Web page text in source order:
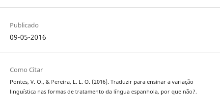
Publicado
09-05-2016
Como Citar
Pontes, V. O., & Pereira, L. L. O. (2016). Traduzir para ensinar a variação
linguística nas formas de tratamento da língua espanhola, por que não?.